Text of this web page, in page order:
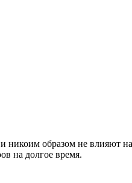
никоим образом не влияют
на долгое время.